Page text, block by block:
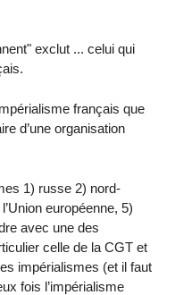
exclut ... celui qui
français que
d’une organisation
1) russe 2) nord-
européenne, 5)
avec une des
celle de la CGT et
impérialismes (et il faut
fois l’impérialisme